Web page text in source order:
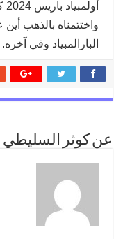
واختتمناه بالذهب
البارالمبياد وفي آخره.
عن كوثر السليطي